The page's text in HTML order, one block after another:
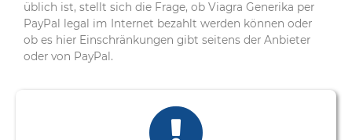
üblich ist, stellt sich die Frage, ob Viagra Generika per
PayPal legal im Internet bezahlt werden können oder
ob es hier Einschränkungen gibt seitens der Anbieter
oder von PayPal.